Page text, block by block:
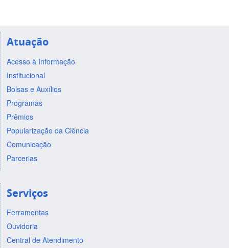
Atuação
Acesso à Informação
Institucional
Bolsas e Auxílios
Programas
Prêmios
Popularização da Ciência
Comunicação
Parcerias
Serviços
Ferramentas
Ouvidoria
Central de Atendimento